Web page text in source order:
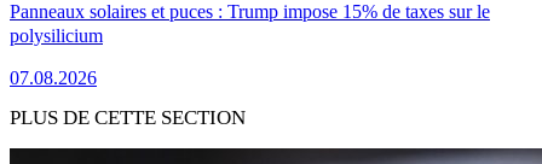
Panneaux solaires et puces : Trump impose 15% de taxes sur le
polysilicium
07.08.2026
PLUS DE CETTE SECTION